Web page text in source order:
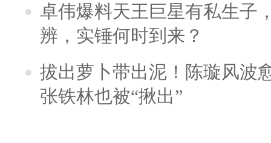
卓伟爆料天王巨星有私生子
辨，实锤何时到来？
拔出萝卜带出泥！陈璇风波
张铁林也被“揪出”